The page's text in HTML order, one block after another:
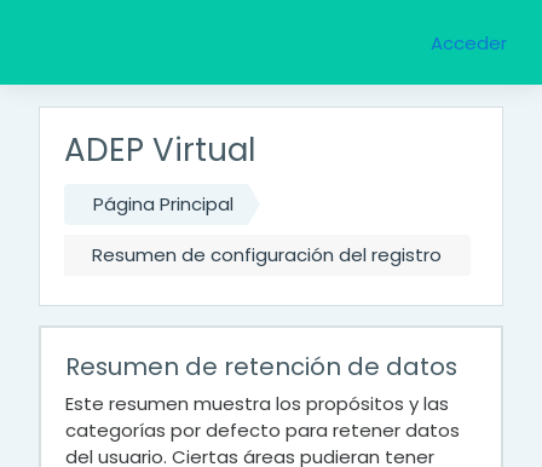
Acceder
ADEP Virtual
Página Principal
Resumen de configuración del registro
Resumen de retención de datos
Este resumen muestra los propósitos y las
categorías por defecto para retener datos
del usuario. Ciertas áreas pudieran tener